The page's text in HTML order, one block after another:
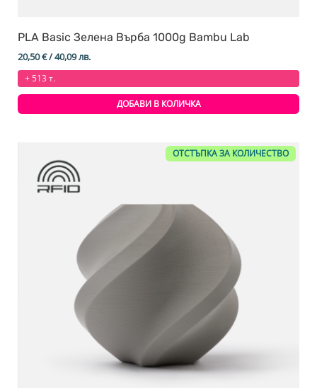
PLA Basic Зелена Върба 1000g Bambu Lab
20,50€/ 40,09 лв.
+ 513 т.
ДОБАВИ В КОЛИЧКА
ОТСТЪПКА ЗА КОЛИЧЕСТВО